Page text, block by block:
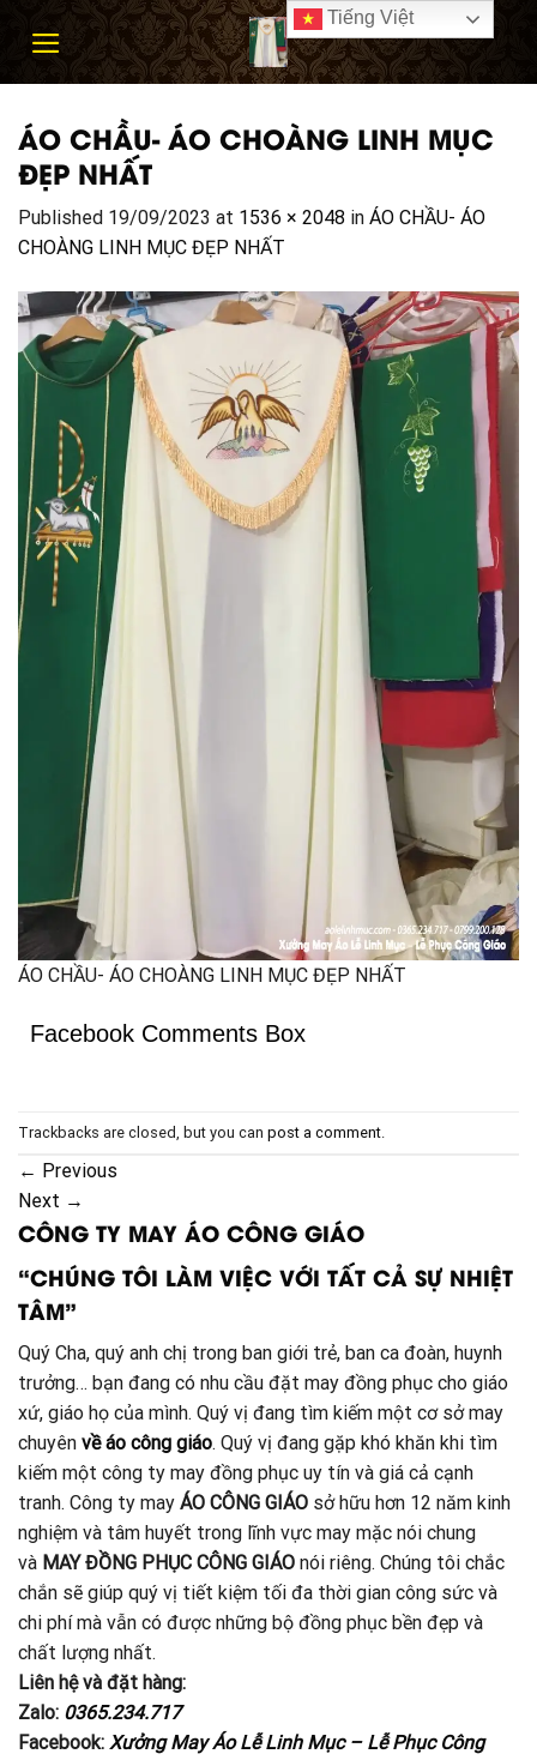
ÁO CHẦU- ÁO CHOÀNG LINH MỤC
ĐẸP NHẤT
Published 19/09/2023 at 1536 × 2048 in ÁO CHẦU- ÁO
CHOÀNG LINH MỤC ĐẸP NHẤT
ÁO CHẦU- ÁO CHOÀNG LINH MỤC ĐẸP NHẤT
Facebook Comments Box
Trackbacks are closed, but you can post a comment
← Previous
Next →
CÔNG TY MAY ÁO CÔNG GIÁO
“CHÚNG TÔI LÀM VIỆC VỚI TẤT CẢ SỰ NHIỆT
TÂM”
Quý Cha, quý anh chị trong ban giới trẻ, ban ca đoàn, huynh
trưởng… bạn đang có nhu cầu đặt may đồng phục cho giáo
xứ, giáo họ của mình. Quý vị đang tìm kiếm một cơ sở may
chuyên về áo công giáo. Quý vị đang gặp khó khăn khi tìm
kiếm một công ty may đồng phục uy tín và giá cả cạnh
tranh. Công ty may ÁO CÔNG GIÁO sở hữu hơn 12 năm kinh
nghiệm và tâm huyết trong lĩnh vực may mặc nói chung
và MAY ĐỒNG PHỤC CÔNG GIÁO nói riêng. Chúng tôi chắc
chắn sẽ giúp quý vị tiết kiệm tối đa thời gian công sức và
chi phí mà vẫn có được những bộ đồng phục bền đẹp và
chất lượng nhất.
Liên hệ và đặt hàng:
Zalo: 0365.234.717
Facebook: Xưởng May Áo Lễ Linh Mục – Lễ Phục Công
Tiếng Việt